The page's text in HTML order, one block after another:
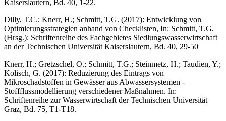
Kaiserslautern, Bd. 40, 1-22.
Dilly, T.C.; Knerr, H.; Schmitt, T.G. (2017): Entwicklung von
Optimierungsstrategien anhand von Checklisten, In: Schmitt, T.G.
(Hrsg.): Schriftenreihe des Fachgebietes Siedlungswasserwirtschaft
an der Technischen Universität Kaiserslautern, Bd. 40, 29-50
Knerr, H.; Gretzschel, O.; Schmitt, T.G.; Steinmetz, H.; Taudien, Y.;
Kolisch, G. (2017): Reduzierung des Eintrags von
Mikroschadstoffen in Gewässer aus Abwassersystemen -
Stoffflussmodellierung verschiedener Maßnahmen. In:
Schriftenreihe zur Wasserwirtschaft der Technischen Universität
Graz, Bd. 75, T1-T18.